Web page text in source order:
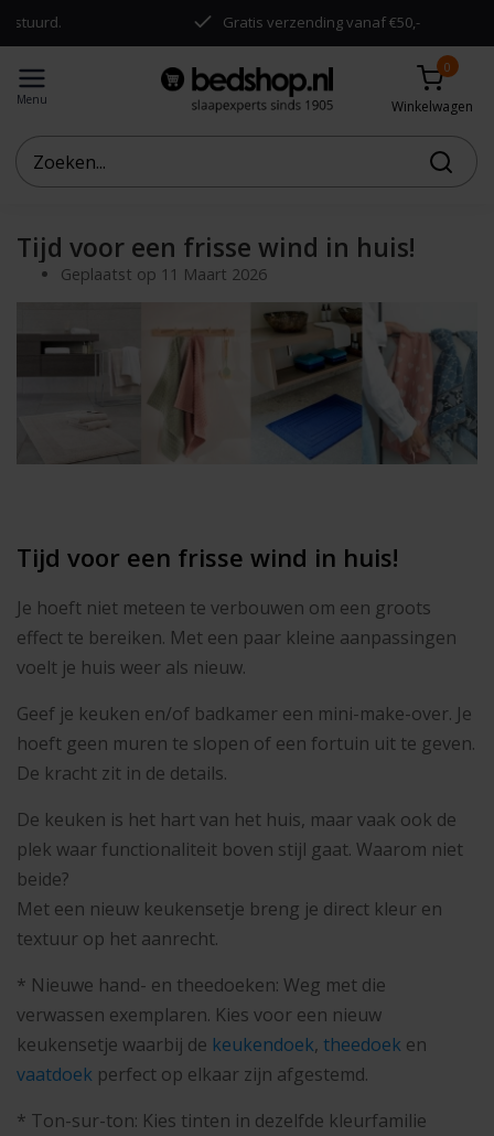
Gratis verzending vanaf €50,-
Menu
0
Winkelwagen
Tijd voor een frisse wind in huis!
Geplaatst op 11 Maart 2026
Tijd voor een frisse wind in huis!
Je hoeft niet meteen te verbouwen om een groots
effect te bereiken. Met een paar kleine aanpassingen
voelt je huis weer als nieuw.
Geef je keuken en/of badkamer een mini-make-over. Je
hoeft geen muren te slopen of een fortuin uit te geven.
De kracht zit in de details.
De keuken is het hart van het huis, maar vaak ook de
plek waar functionaliteit boven stijl gaat. Waarom niet
beide?
Met een nieuw keukensetje breng je direct kleur en
textuur op het aanrecht.
* Nieuwe hand- en theedoeken: Weg met die
verwassen exemplaren. Kies voor een nieuw
keukensetje waarbij de keukendoek, theedoek en
vaatdoek perfect op elkaar zijn afgestemd.
* Ton-sur-ton: Kies tinten in dezelfde kleurfamilie